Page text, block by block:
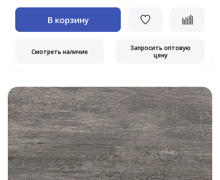
В корзину
Смотреть наличие
Запросить оптовую
цену